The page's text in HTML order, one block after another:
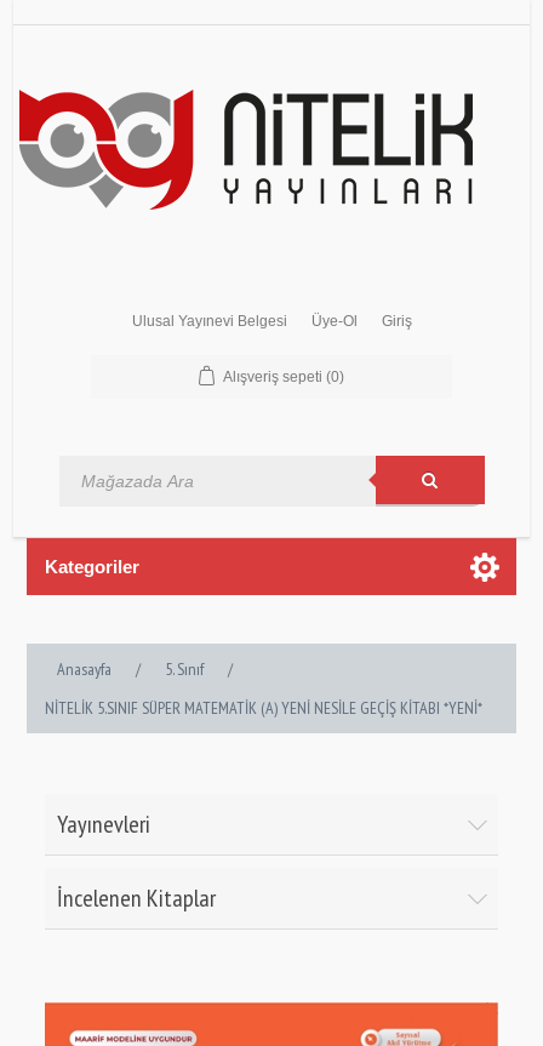
Ulusal Yayınevi Belgesi Üye-Ol Giriş
Alışveriş sepeti (0)
Kategoriler
Anasayfa / 5. Sınıf
/
NİTELİK 5.SINIF SÜPER MATEMATİK (A) YENİ NESİLE GEÇİŞ KİTABI *YENİ*
Yayınevleri
İncelenen Kitaplar